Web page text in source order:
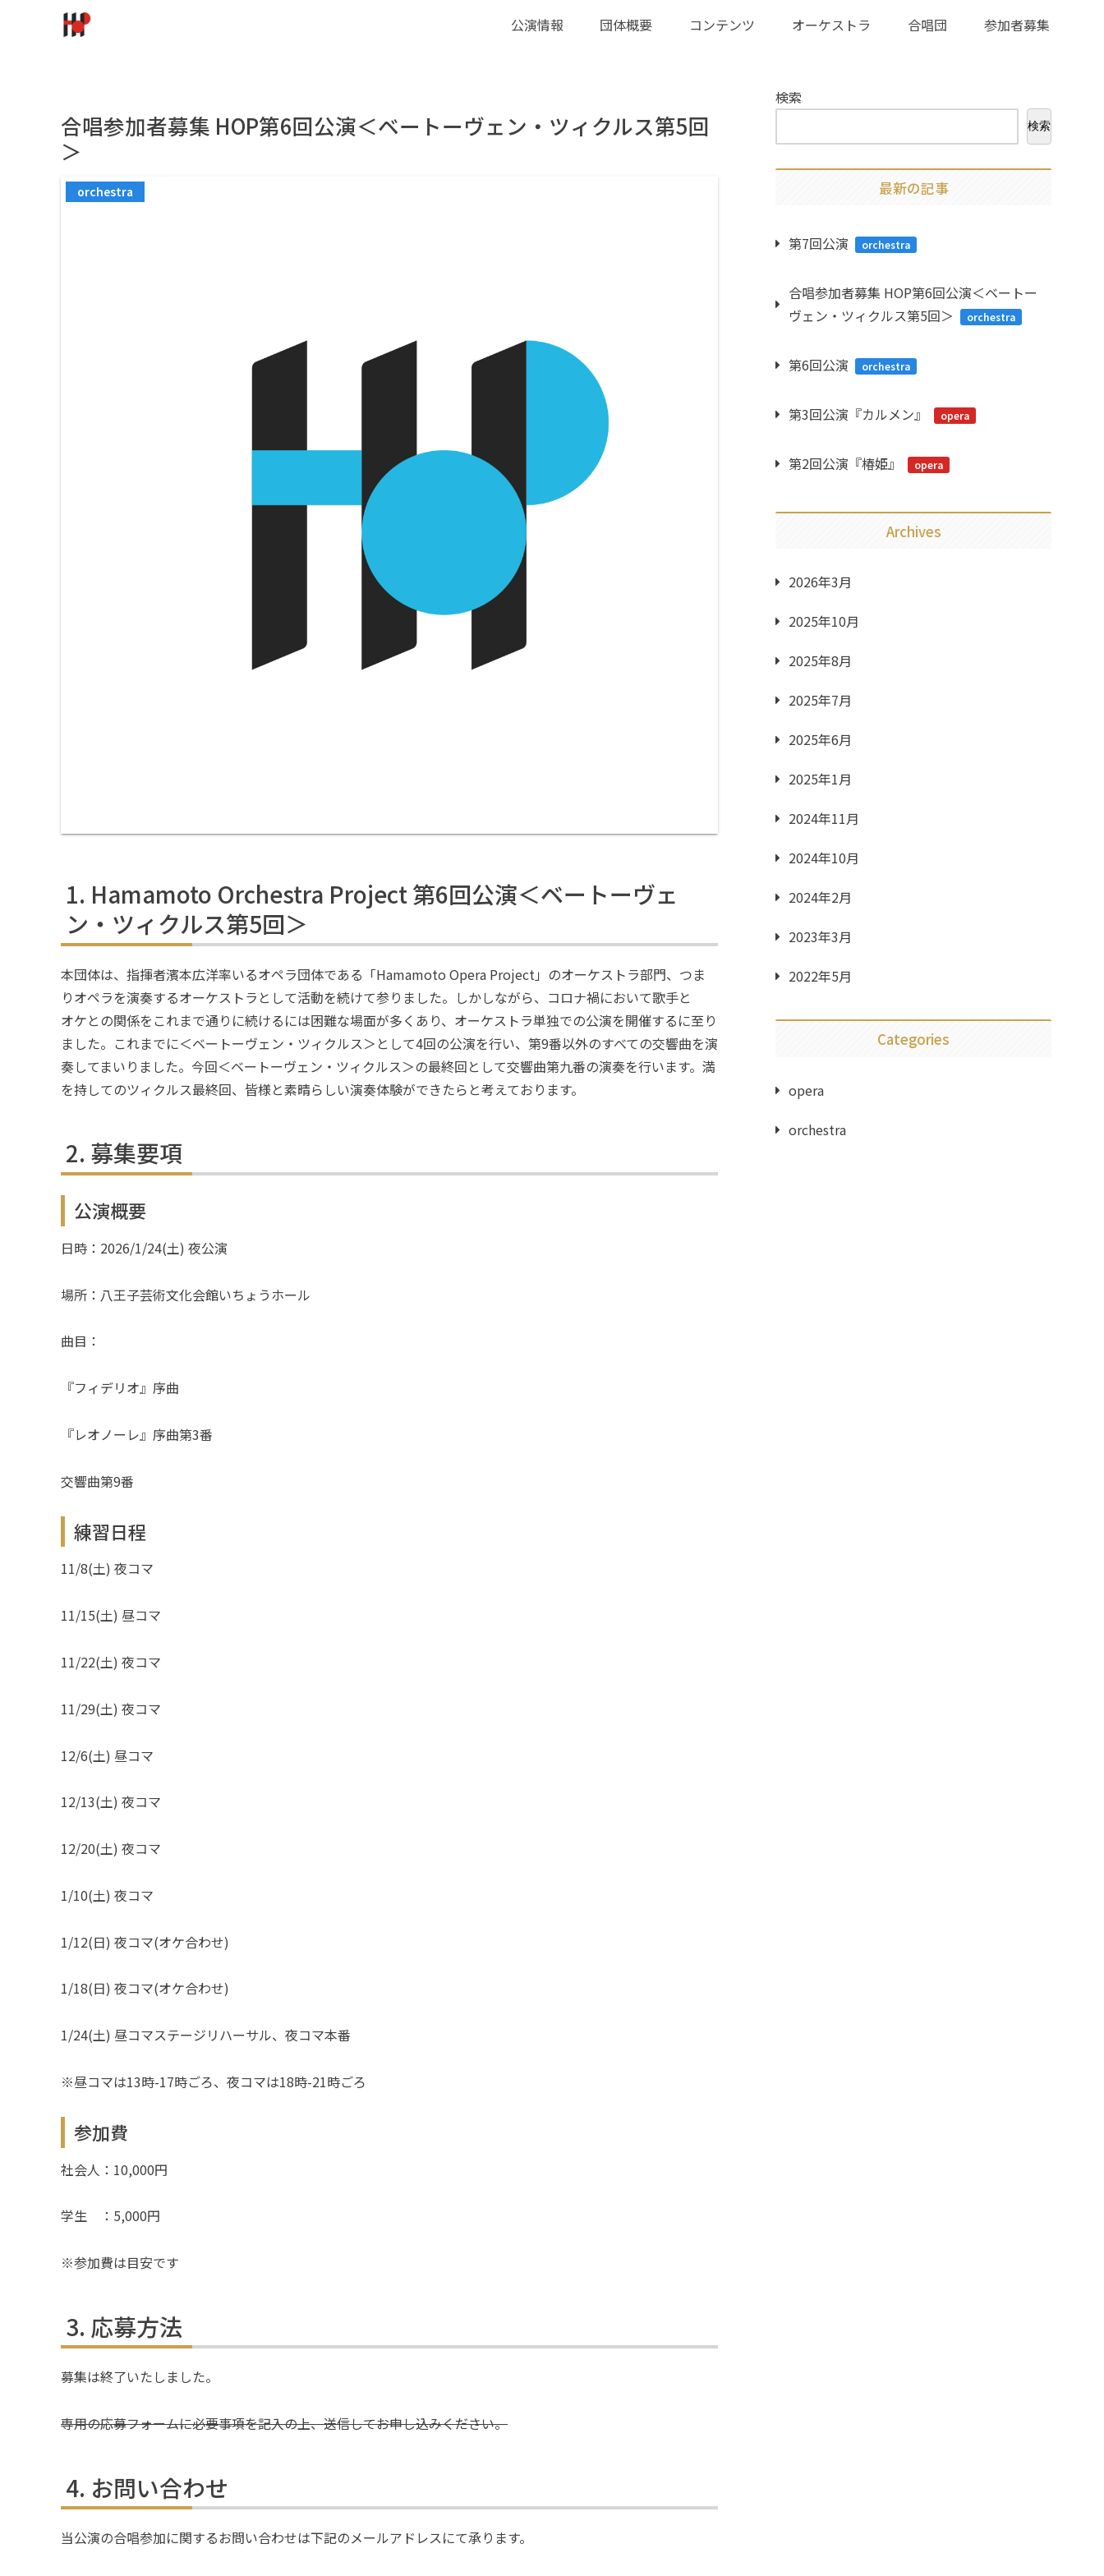
公演情報 団体概要 コンテンツ オーケストラ 合唱団 参加者募集
合唱参加者募集 HOP第6回公演＜ベートーヴェン・ツィクルス第5回
＞
orchestra
Hamamoto Orchestra Project 第6回公演＜ベートーヴェ
ン・ツィクルス第5回＞
本団体は、指揮者濱本広洋率いるオペラ団体である「Hamamoto Opera Project」のオーケストラ部門、つま
りオペラを演奏するオーケストラとして活動を続けて参りました。しかしながら、コロナ禍において歌手と
オケとの関係をこれまで通りに続けるには困難な場面が多くあり、オーケストラ単独での公演を開催するに至り
ました。これまでに＜ベートーヴェン・ツィクルス＞として4回の公演を行い、第9番以外のすべての交響曲を演
奏してまいりました。今回＜ベートーヴェン・ツィクルス＞の最終回として交響曲第九番の演奏を行います。満
を持してのツィクルス最終回、皆様と素晴らしい演奏体験ができたらと考えております。
募集要項
公演概要
日時：2026/1/24(土) 夜公演
場所：八王子芸術文化会館いちょうホール
曲目：
『フィデリオ』序曲
『レオノーレ』序曲第3番
交響曲第9番
練習日程
11/8(土) 夜コマ
11/15(土) 昼コマ
11/22(土) 夜コマ
11/29(土) 夜コマ
12/6(土) 昼コマ
12/13(土) 夜コマ
12/20(土) 夜コマ
1/10(土) 夜コマ
1/12(日) 夜コマ(オケ合わせ)
1/18(日) 夜コマ(オケ合わせ)
1/24(土) 昼コマステージリハーサル、夜コマ本番
※昼コマは13時-17時ごろ、夜コマは18時-21時ごろ
参加費
社会人：10,000円
学生 ：5,000円
※参加費は目安です
応募方法
募集は終了いたしました。
専用の応募フォームに必要事項を記入の上、送信してお申し込みください。
お問い合わせ
当公演の合唱参加に関するお問い合わせは下記のメールアドレスにて承ります。
検索
検索
最新の記事
第7回公演 orchestra
合唱参加者募集 HOP第6回公演＜ベートー
ヴェン・ツィクルス第5回＞
orchestra
第6回公演 orchestra
第3回公演『カルメン』 opera
第2回公演『椿姫』 opera
Archives
2026年3月
2025年10月
2025年8月
2025年7月
2025年6月
2025年1月
2024年11月
2024年10月
2024年2月
2023年3月
2022年5月
Categories
opera
orchestra